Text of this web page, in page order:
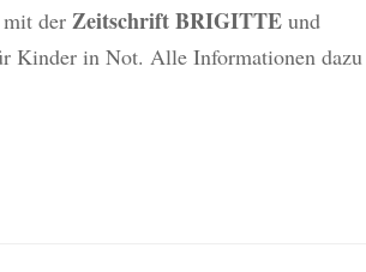
der Zeitschrift BRIGITTEund
Kinder in Not. Alle Informationen dazu